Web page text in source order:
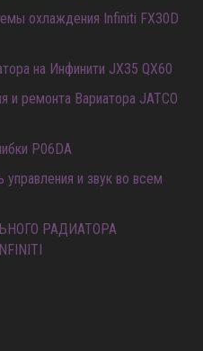
охлаждения Infiniti FX30D
на Инфинити JX35 QX60
и ремонта Вариатора JATCO
P06DA
и звук во всем
РАДИАТОРА